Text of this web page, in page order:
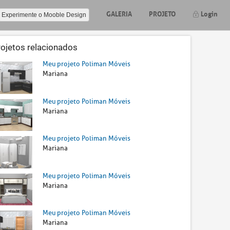
Experimente o Mooble Design GALERIA PROJETO Login
relacionados
Meu projeto Poliman Móveis
Mariana
Meu projeto Poliman Móveis
Mariana
Meu projeto Poliman Móveis
Mariana
Meu projeto Poliman Móveis
Mariana
Meu projeto Poliman Móveis
Mariana